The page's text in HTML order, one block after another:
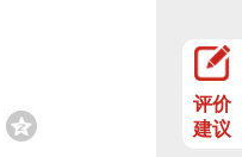
评价
建议